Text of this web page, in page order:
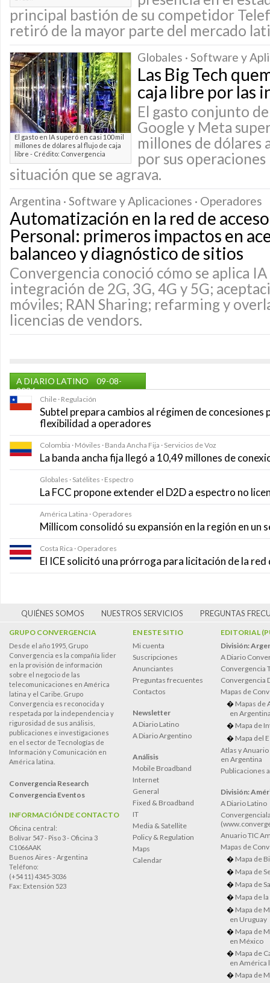
principal bastión de su competidor
retiró de la mayor parte del mercado
El gasto en IA superó en casi 100 mil
millones de dólares al flujo de caja
libre - Crédito: Convergencia
Globales · Software y
Las Big Tech
caja libre por las
El gasto conjunto
Google y Meta
millones de dólares
por sus
situación que se agrava.
Argentina · Software y Aplicaciones · Operadores
Automatización en la red de
Personal: primeros impactos en
balanceo y diagnóstico de sitios
Convergencia conoció cómo se aplica
integración de 2G, 3G, 4G y 5G;
móviles; RAN Sharing; refarming y
licencias de vendors.
A DIARIO LATINO
09-08-
2026
Chile · Regulación
Subtel prepara cambios al régimen de concesiones
flexibilidad a operadores
Colombia · Móviles · Banda Ancha Fija · Servicios de Voz
La banda ancha fija llegó a 10,49 millones de
Globales · Satélites · Espectro
La FCC propone extender el D2D a espectro no
América Latina · Operadores
Millicom consolidó su expansión en la región en
Costa Rica · Operadores
El ICE solicitó una prórroga para licitación de la
QUIÉNES SOMOS NUESTROS SERVICIOS PREGUNTAS
GRUPO CONVERGENCIA
Desde el año 1995, Grupo
Convergencia es la compañía lider
en la provisión de información
sobre el negocio de las
telecomunicaciones en América
latina y el Caribe. Grupo
Convergencia es reconocida y
respetada por la independencia y
rigurosidad de sus análisis,
publicaciones e investigaciones
en el sector de Tecnologías de
Información y Comunicación en
América latina.
Convergencia Research
Convergencia Eventos
INFORMACIÓN DE CONTACTO
Oficina central:
Bolívar 547 - Piso 3 - Oficina 3
C1066AAK
Buenos Aires - Argentina
Teléfono:
(+54 11) 4345-3036
Fax: Extensión 523
EN ESTE SITIO
Mi cuenta
Suscripciones
Anunciantes
Preguntas frecuentes
Contactos
Newsletter
A Diario Latino
A Diario Argentino
Análisis
Mobile Broadband
Internet
General
Fixed & Broadband
IT
Media & Satellite
Policy & Regulation
Maps
Calendar
EDITORIAL
División:
A Diario
Convergencia
Convergencia
Mapas de
Mapas de
en
Mapa de
Mapa del
Atlas y
en Argentina
Publicaciones
División:
A Diario Latino
Anuario TIC
Mapas de
Mapa de
Mapa de
Mapa de
Mapa de
Mapa de
en Uruguay
Mapa de
en México
Mapa de
en América
Mapa de